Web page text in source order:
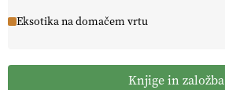
Eksotika na domačem vrtu
Knjige in založba